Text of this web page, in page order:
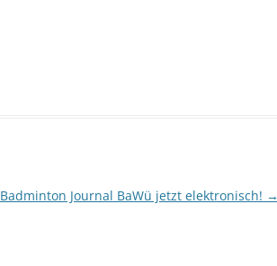
Badminton Journal BaWü jetzt elektronisch! →